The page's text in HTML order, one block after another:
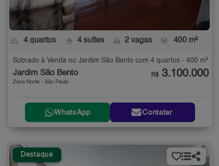
4 quartos 4 suítes 2 vagas 400 m²
Sobrado à Venda no Jardim São Bento com 4 quartos - 400 m²
Jardim São Bento
Zona Norte - São Paulo
R$ 3.100.000
WhatsApp Contatar
Destaque